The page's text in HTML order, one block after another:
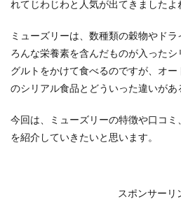
れてじわじわと人気が出てきましたよ
ミューズリーは、数種類の穀物やド
ろんな栄養素を含んだものが入った
グルトをかけて食べるのですが、オ
のシリアル食品とどういった違いがあ
今回は、ミューズリーの特徴や口コ
を紹介していきたいと思います。
スポンサーリ